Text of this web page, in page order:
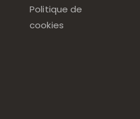
Politique de
cookies